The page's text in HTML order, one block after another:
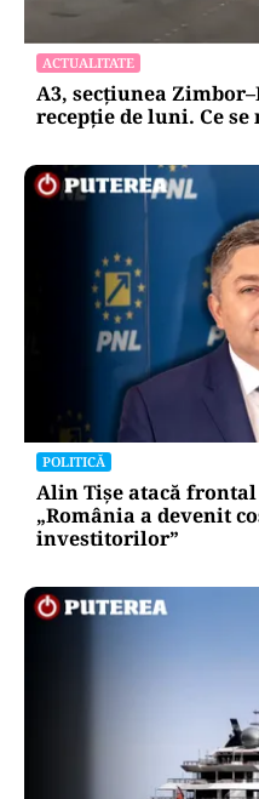
ACTUALITATE
A3, secțiunea
recepție de luni. Ce
POLITICĂ
Alin Tișe atacă frontal
„România a devenit
investitorilor”